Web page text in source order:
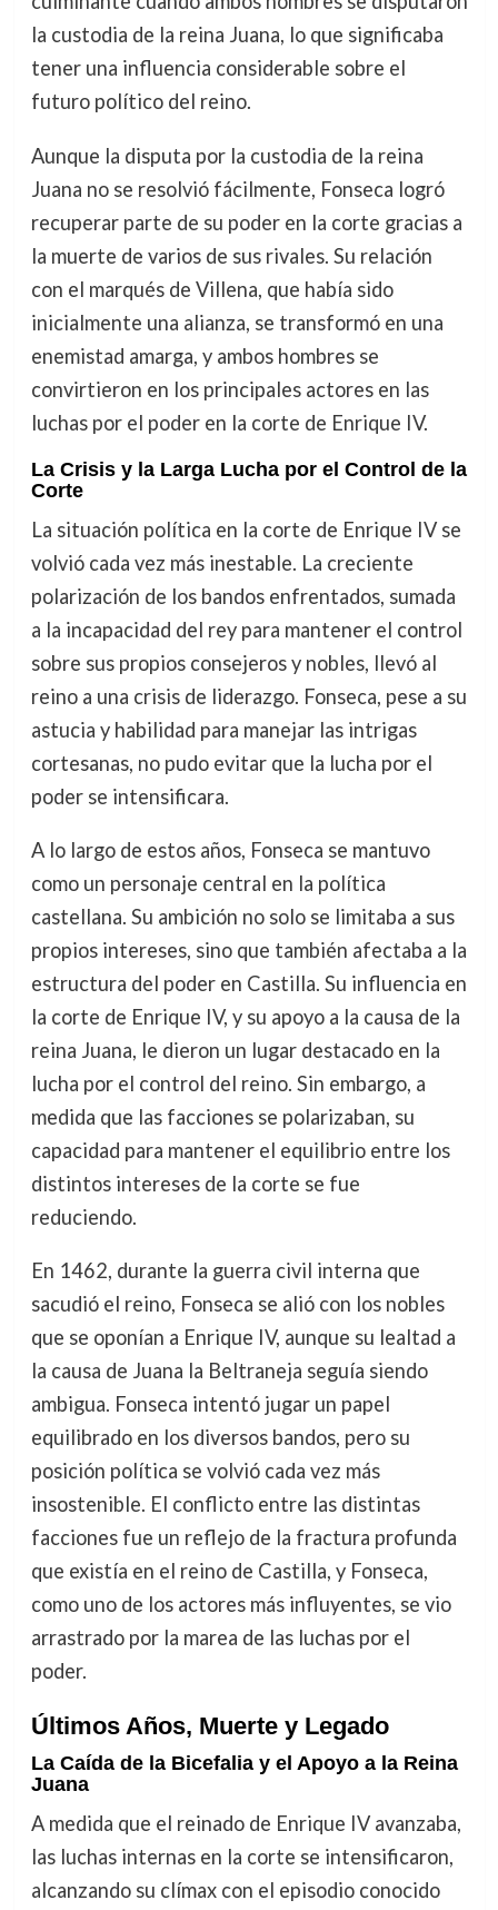
la custodia de la reina Juana, lo que significaba
tener una influencia considerable sobre el
futuro político del reino.
Aunque la disputa por la custodia de la reina
Juana no se resolvió fácilmente, Fonseca logró
recuperar parte de su poder en la corte gracias a
la muerte de varios de sus rivales. Su relación
con el marqués de Villena, que había sido
inicialmente una alianza, se transformó en una
enemistad amarga, y ambos hombres se
convirtieron en los principales actores en las
luchas por el poder en la corte de Enrique IV.
La Crisis y la Larga Lucha por el Control de la
Corte
La situación política en la corte de Enrique IV se
volvió cada vez más inestable. La creciente
polarización de los bandos enfrentados, sumada
a la incapacidad del rey para mantener el control
sobre sus propios consejeros y nobles, llevó al
reino a una crisis de liderazgo. Fonseca, pese a su
astucia y habilidad para manejar las intrigas
cortesanas, no pudo evitar que la lucha por el
poder se intensificara.
A lo largo de estos años, Fonseca se mantuvo
como un personaje central en la política
castellana. Su ambición no solo se limitaba a sus
propios intereses, sino que también afectaba a la
estructura del poder en Castilla. Su influencia en
la corte de Enrique IV, y su apoyo a la causa de la
reina Juana, le dieron un lugar destacado en la
lucha por el control del reino. Sin embargo, a
medida que las facciones se polarizaban, su
capacidad para mantener el equilibrio entre los
distintos intereses de la corte se fue
reduciendo.
En 1462, durante la guerra civil interna que
sacudió el reino, Fonseca se alió con los nobles
que se oponían a Enrique IV, aunque su lealtad a
la causa de Juana la Beltraneja seguía siendo
ambigua. Fonseca intentó jugar un papel
equilibrado en los diversos bandos, pero su
posición política se volvió cada vez más
insostenible. El conflicto entre las distintas
facciones fue un reflejo de la fractura profunda
que existía en el reino de Castilla, y Fonseca,
como uno de los actores más influyentes, se vio
arrastrado por la marea de las luchas por el
poder.
Últimos Años, Muerte y Legado
La Caída de la Bicefalia y el Apoyo a la Reina
Juana
A medida que el reinado de Enrique IV avanzaba,
las luchas internas en la corte se intensificaron,
alcanzando su clímax con el episodio conocido